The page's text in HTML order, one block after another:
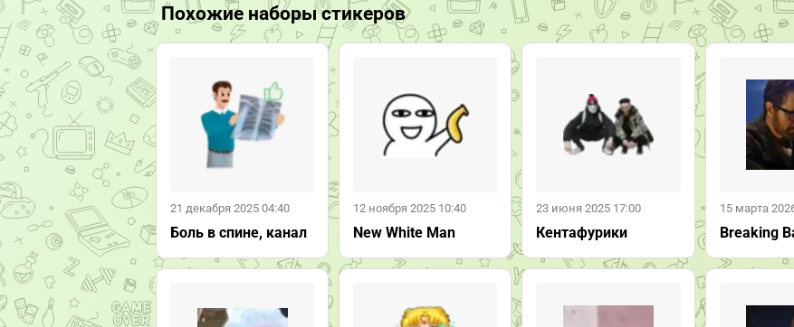
Похожие наборы стикеров
21 декабря 2025 04:40
Боль в спине, канал
12 ноября 2025 10:40
New White Man
23 июня 2025 17:00
Кентафурики
15 марта
Breaking